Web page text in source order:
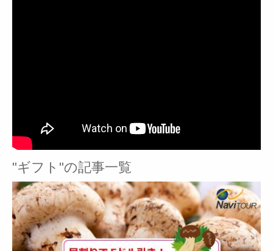
"ギフト"の記事一覧